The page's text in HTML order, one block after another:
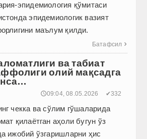
эпидемиология қўмитаси
эпидемиологик вазият
маълум қилди.
Батафсил 
ва табиат
олий мақсадга
🕔09:04, 08.05.2026 ✔332
чекка ва сўлим гўшаларида
қилаётган аҳоли бугун ўз
ижобий ўзгаришларни ҳис